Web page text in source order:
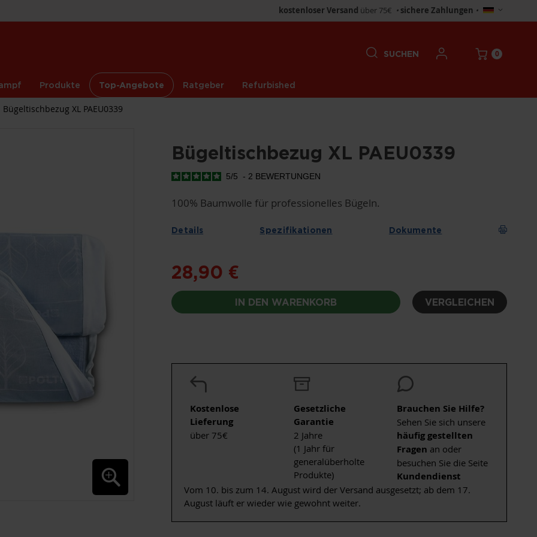
kostenloser Versand über 75€ • sichere Zahlungen • Store
wählen
Produkte Top-Angebote Ratgeber Refurbished
SUCHEN 0
Bügeltischbezug XL PAEU0339
Bügeltischbezug XL PAEU0339
5/5 - 2 BEWERTUNGEN
100% Baumwolle für professionelles Bügeln.
Details Spezifikationen Dokumente
28,90 €
IN DEN WARENKORB VERGLEICHEN
Kostenlose
Lieferung
über 75€
Gesetzliche
Garantie
2 Jahre
(1 Jahr für
generalüberholte
Produkte)
Brauchen Sie Hilfe?
Sehen Sie sich unsere
häufig gestellten
Fragen an oder
besuchen Sie die Seite
Kundendienst
Vom 10. bis zum 14. August wird der Versand ausgesetzt; ab dem 17.
August läuft er wieder wie gewohnt weiter.